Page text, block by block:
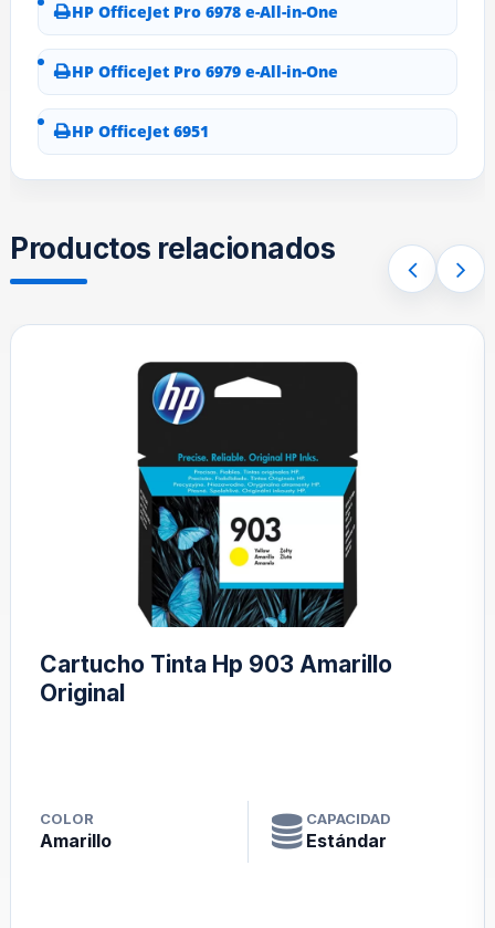
HP OfficeJet Pro 6978 e-All-in-One
HP OfficeJet Pro 6979 e-All-in-One
HP OfficeJet 6951
Productos relacionados
Cartucho Tinta Hp 903 Amarillo
Original
COLOR
Amarillo
CAPACIDAD
Estándar